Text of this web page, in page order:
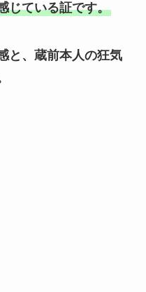
じている証です。
と、蔵前本人の狂気